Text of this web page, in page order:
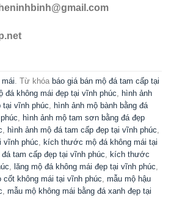
mái. Từ khóa báo giá bán mộ đá tam cấp tại
đá không mái đẹp tại vĩnh phúc, hình ảnh
tại vĩnh phúc, hình ảnh mộ bành bằng đá
, hình ảnh mộ tam sơn bằng đá đẹp
, hình ảnh mộ đá tam cấp đẹp tại vĩnh phúc,
vĩnh phúc, kích thước mộ đá không mái tại
tam cấp đẹp tại vĩnh phúc, kích thước
, lăng mộ đá không mái đẹp tại vĩnh phúc,
cốt không mái tại vĩnh phúc, mẫu mộ hậu
, mẫu mộ không mái bằng đá xanh đẹp tại